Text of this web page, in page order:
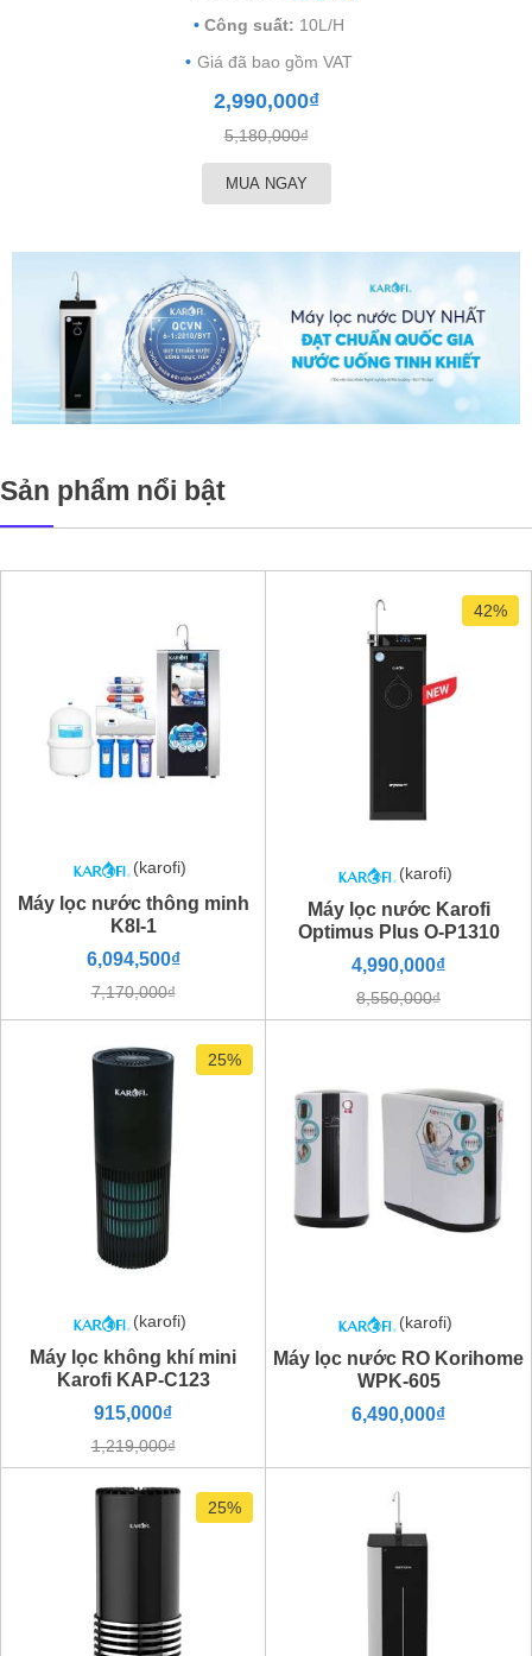
Công suất: 10L/H
Giá đã bao gồm VAT
2,990,000₫
5,180,000₫
MUA NGAY
Sản phẩm nổi bật
(karofi)
Máy lọc nước thông minh
K8I-1
6,094,500₫
7,170,000₫
42%
(karofi)
Máy lọc nước Karofi
Optimus Plus O-P1310
4,990,000₫
8,550,000₫
25%
(karofi)
Máy lọc không khí mini
Karofi KAP-C123
915,000₫
1,219,000₫
(karofi)
Máy lọc nước RO Korihome
WPK-605
6,490,000₫
25%